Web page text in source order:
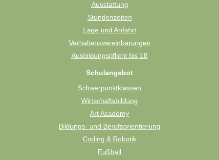
Ausstattung
Stundenzeiten
Lage und Anfahrt
Verhaltensvereinbarungen
Ausbildungspflicht bis 18
Schulangebot
Schwerpunktklassen
Wirtschaftsbildung
Art Academy
Bildungs- und Berufsorientierung
Coding & Robotik
Fußball